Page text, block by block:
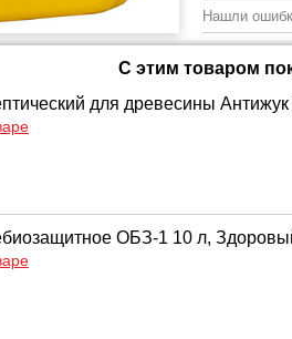
Нашли
С этим товаром
для древесины
ОБЗ-1 10 л,